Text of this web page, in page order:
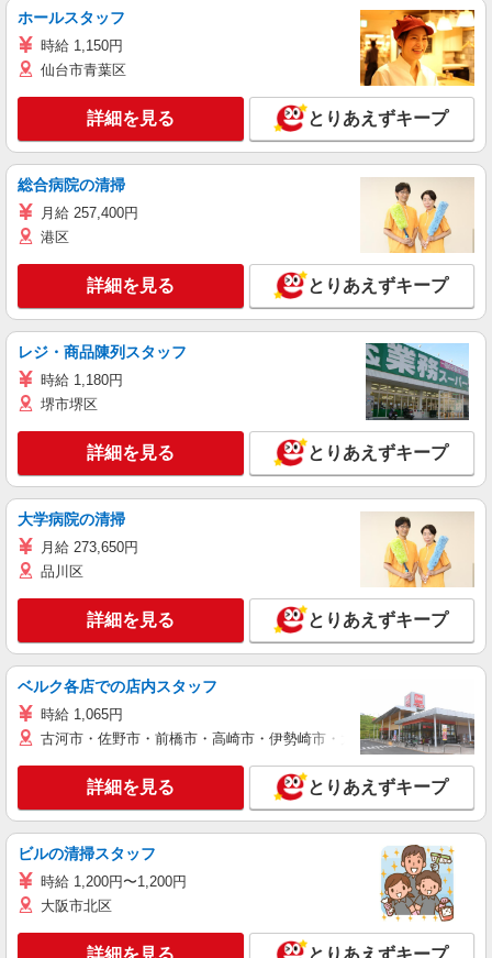
ホールスタッフ
時給 1,150円
仙台市青葉区
詳細を見る とりあえずキープ
総合病院の清掃
月給 257,400円
港区
詳細を見る とりあえずキープ
レジ・商品陳列スタッフ
時給 1,180円
堺市堺区
詳細を見る とりあえずキープ
大学病院の清掃
月給 273,650円
品川区
詳細を見る とりあえずキープ
ベルク各店での店内スタッフ
時給 1,065円
古河市・佐野市・前橋市・高崎市・伊勢崎市・太田市・館林市・藤
詳細を見る とりあえずキープ
ビルの清掃スタッフ
時給 1,200円〜1,200円
大阪市北区